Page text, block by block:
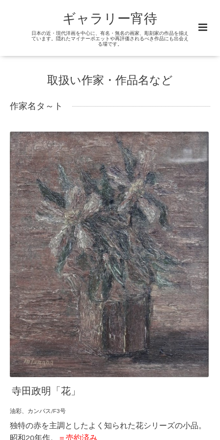
ギャラリー宵待
日本の近・現代洋画を中心に、有名・無名の画家、彫刻家の作品を揃え
ています。隠れたマイナーポエットや再評価されるべき作品にも出会え
る場です。
取扱い作家・作品名など
作家名タ～ト
寺田政明「花」
油彩、カンバス/F3号
独特の赤を主調としたよく知られた花シリーズの小品。
昭和20年作。
＝売約済み